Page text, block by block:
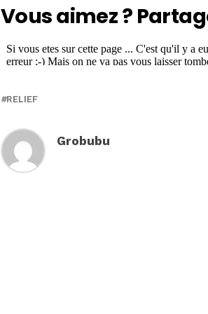
Vous aimez ?
RELIEF
Grobubu